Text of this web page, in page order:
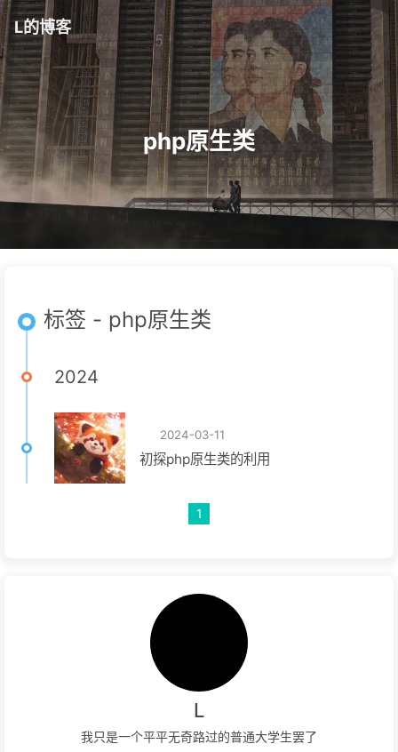
L的博客
php原生类
标签 - php原生类
2024
2024-03-11
初探php原生类的利用
1
L
我只是一个平平无奇路过的普通大学生罢了